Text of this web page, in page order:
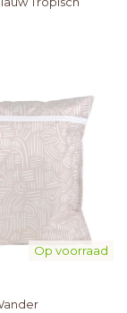
Op voorraad